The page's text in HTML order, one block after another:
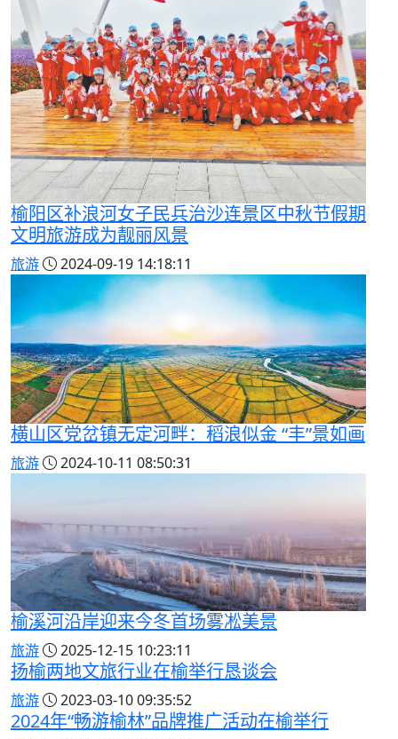
榆阳区补浪河女子民兵治沙连景区中秋节假期
文明旅游成为靓丽风景
旅游 2024-09-19 14:18:11
横山区党岔镇无定河畔：稻浪似金 “丰”景如画
旅游 2024-10-11 08:50:31
榆溪河沿岸迎来今冬首场雾凇美景
旅游 2025-12-15 10:23:11
扬榆两地文旅行业在榆举行恳谈会
旅游 2023-03-10 09:35:52
2024年“畅游榆林”品牌推广活动在榆举行